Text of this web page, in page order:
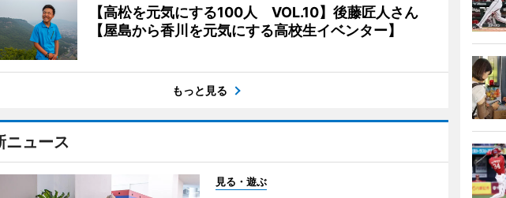
【高松を元気にする100人 VOL.10】後藤匠人さん
【屋島から香川を元気にする高校生イベンター】
もっと見る
ニュース
見る・遊ぶ